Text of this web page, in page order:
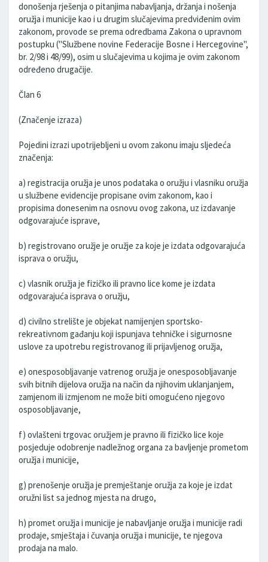
donošenja rješenja o pitanjima nabavljanja, držanja i nošenja
oružja i municije kao i u drugim slučajevima predviđenim ovim
zakonom, provode se prema odredbama Zakona o upravnom
postupku ("Službene novine Federacije Bosne i Hercegovine",
br. 2/98 i 48/99), osim u slučajevima u kojima je ovim zakonom
određeno drugačije.
Član 6
(Značenje izraza)
Pojedini izrazi upotrijebljeni u ovom zakonu imaju sljedeća
značenja:
a) registracija oružja je unos podataka o oružju i vlasniku oružja
u službene evidencije propisane ovim zakonom, kao i
propisima donesenim na osnovu ovog zakona, uz izdavanje
odgovarajuće isprave,
b) registrovano oružje je oružje za koje je izdata odgovarajuća
isprava o oružju,
c) vlasnik oružja je fizičko ili pravno lice kome je izdata
odgovarajuća isprava o oružju,
d) civilno strelište je objekat namijenjen sportsko-
rekreativnom gađanju koji ispunjava tehničke i sigurnosne
uslove za upotrebu registrovanog ili prijavljenog oružja,
e) onesposobljavanje vatrenog oružja je onesposobljavanje
svih bitnih dijelova oružja na način da njihovim uklanjanjem,
zamjenom ili izmjenom ne može biti omogućeno njegovo
osposobljavanje,
f) ovlašteni trgovac oružjem je pravno ili fizičko lice koje
posjeduje odobrenje nadležnog organa za bavljenje prometom
oružja i municije,
g) prenošenje oružja je premještanje oružja za koje je izdat
oružni list sa jednog mjesta na drugo,
h) promet oružja i municije je nabavljanje oružja i municije radi
prodaje, smještaja i čuvanja oružja i municije, te njegova
prodaja na malo.